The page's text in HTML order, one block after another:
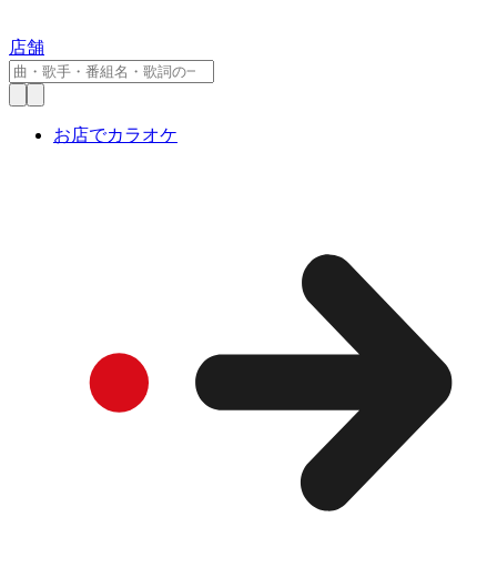
店舗
お店でカラオケ